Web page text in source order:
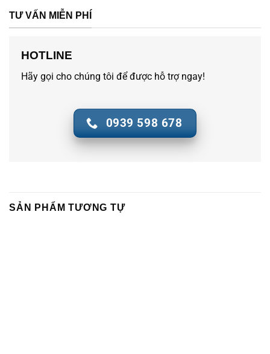
TƯ VẤN MIỄN PHÍ
HOTLINE
Hãy gọi cho chúng tôi để được hỗ trợ ngay!
0939 598 678
SẢN PHẨM TƯƠNG TỰ